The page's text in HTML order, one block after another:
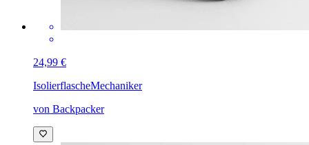
24,99 €
IsolierflascheMechaniker
von Backpacker